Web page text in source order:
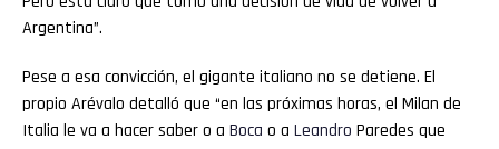
Argentina”.
Pese a esa convicción, el gigante italiano no se detiene. El
propio Arévalo detalló que “en las próximas horas, el Milan de
Italia le va a hacer saber o a Boca o a Leandro Paredes que